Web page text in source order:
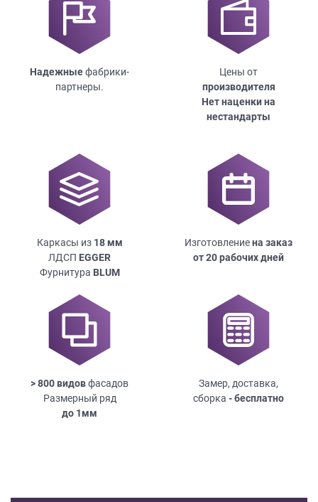
Надежныефабрики-
партнеры.
Цены от
производителя
Нет наценки на
нестандарты
Каркасы из 18мм
ЛДСП EGGER
Фурнитура BLUM
Изготовлениена заказ
от 20 рабочих дней
> 800 видовфасадов
Размерный ряд
до 1мм
Замер, доставка,
сборка - бесплатно